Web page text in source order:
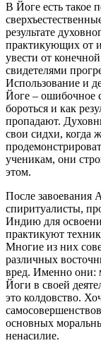
В Йоге есть такое
результате
практикующих от
увести от
свидетелями
Использование и
Йоге – ошибочное
бороться и как
пропадают.
свои сидхи, когда
ученикам, они
этом.
После завоевания
спиритуалисты,
Индию для
практикуют
Многие из них
различных
вред. Именно они:
Йоги в своей
это колдовство.
основных
ненасилие.